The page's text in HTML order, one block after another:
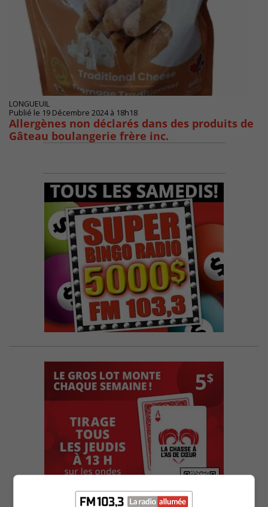
LONGUEUIL
Publié le 19 Décembre 2024 à 18h18
Allergènes non déclarés dans des produits de
Gâteau boulangerie frère inc.